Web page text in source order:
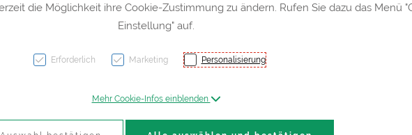
Hartmann/
17faedig 10x
die Möglichkeit ihre Cookie-Zustimmung zu ändern. Rufen Sie dazu das Menü
Einstellung" auf.
Erforderlich Marketing Personalisierung
Mehr Cookie-Infos einblenden